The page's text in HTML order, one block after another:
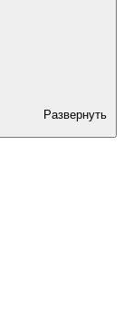
Развернуть